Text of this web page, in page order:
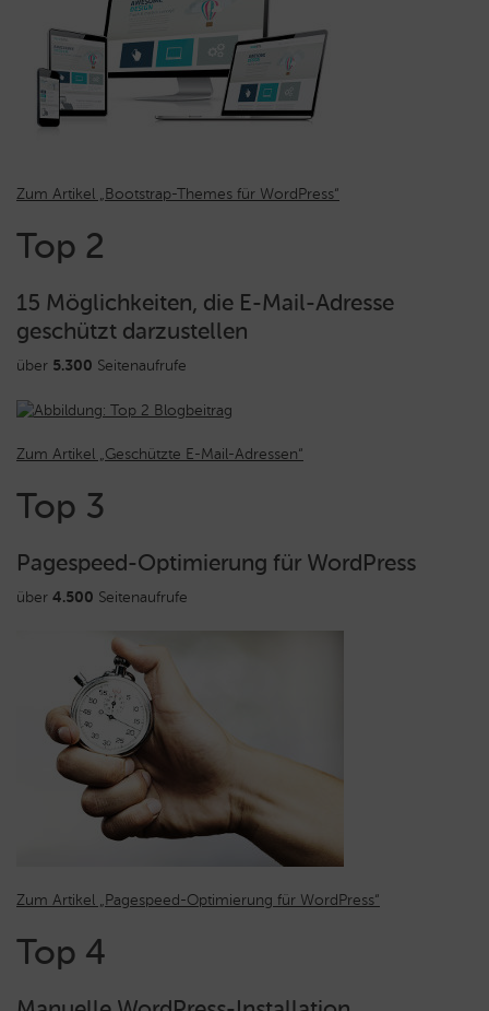
Zum Artikel „Bootstrap-Themes für WordPress“
Top 2
15 Möglichkeiten, die E-Mail-Adresse
geschützt darzustellen
über 5.300 Seitenaufrufe
Zum Artikel „Geschützte E-Mail-Adressen“
Top 3
Pagespeed-Optimierung für WordPress
über 4.500 Seitenaufrufe
Zum Artikel „Pagespeed-Optimierung für WordPress“
Top 4